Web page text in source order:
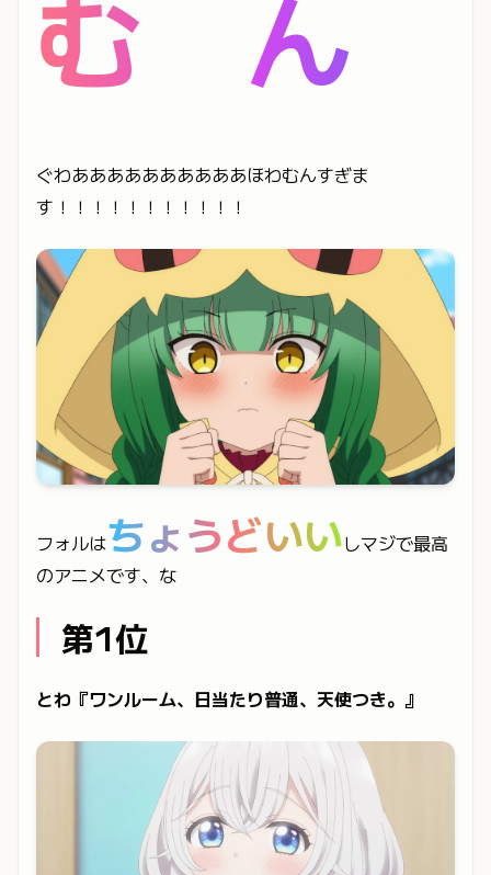
む ん
ぐわああああああああああほわむんすぎま
す！！！！！！！！！！！
フォルはちょうどいいしマジで最高
のアニメです、な
第1位
とわ『ワンルーム、日当たり普通、天使つき。』